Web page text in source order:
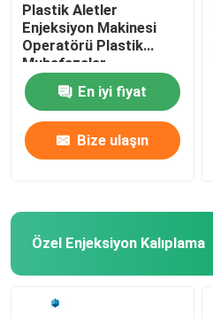
Plastik Aletler
Enjeksiyon Makinesi
Operatörü Plastik
Muhafazalar
En iyi fiyat
Bize ulaşın
Özel Enjeksiyon Kalıplama